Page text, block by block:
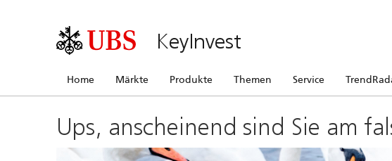
KeyInvest
Home Märkte Produkte Themen Service
Ups, anscheinend sind Sie am